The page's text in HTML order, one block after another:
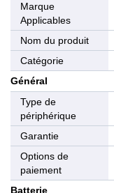
Marque
Applicables
Nom du produit
Catégorie
Général
Type de
périphérique
Garantie
Options de
paiement
Batterie